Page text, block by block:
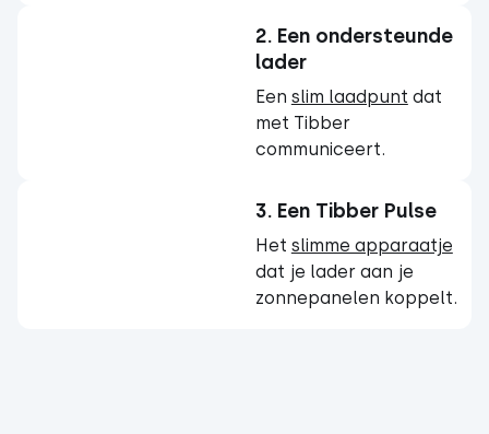
2. Een ondersteunde
lader
Een slim laadpunt dat
met Tibber
communiceert.
3. Een Tibber Pulse
Het slimme apparaatje
dat je lader aan je
zonnepanelen koppelt.